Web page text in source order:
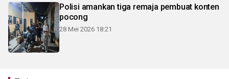
Polisi amankan tiga remaja pembuat konten
pocong
28 Mei 2026 18:21